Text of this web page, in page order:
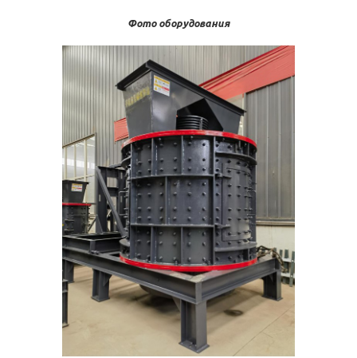
Фото оборудования